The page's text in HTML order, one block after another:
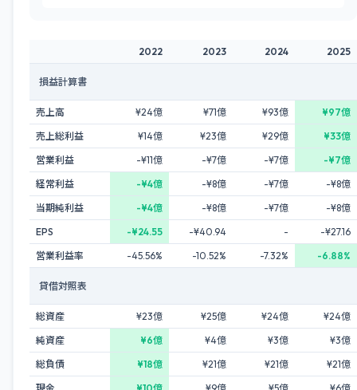
2022 2023 2024 2025
損益計算書
売上高 ¥24億 ¥71億 ¥93億
¥97億
売上総利益
¥14億 ¥23億 ¥29億
¥33億
営業利益
-¥11億 -¥7億 -¥7億
-¥7億
経常利益
-¥4億 -¥8億 -¥7億
-¥8億
当期純利益
-¥4億 -¥8億 -¥7億
-¥8億
EPS
-¥24.55 -¥40.94 -
-¥27.16
営業利益率
-45.56% -10.52% -7.32% -6.88%
貸借対照表
総資産 ¥23億 ¥25億 ¥24億
¥24億
純資産
¥6億 ¥4億 ¥3億
¥3億
総負債
¥18億 ¥21億 ¥21億
¥21億